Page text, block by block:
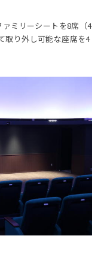
ミリーシートを8席（4
取り外し可能な座席を4